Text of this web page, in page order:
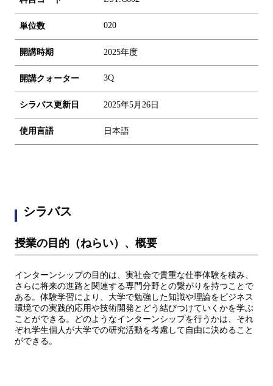
単位数 020
開講時期 2025年度
開講クォーター 3Q
シラバス更新日 2025年5月26日
使用言語 日本語
シラバス
授業の目的（ねらい）、概要
インターンシップの目的は、実社会で貴重な仕事体験を積み、
さらに将来の進路と関連する専門分野との繋がりを持つことで
ある。体験学習により、大学で勉強した知識や理論をビジネス
環境での実践的応用や技術開発とどう結びつけていくかを学ぶ
ことができる。どのようなインターンシップを行うかは、それ
ぞれ学生個人が大学での研究活動を考慮して自由に決めること
ができる。